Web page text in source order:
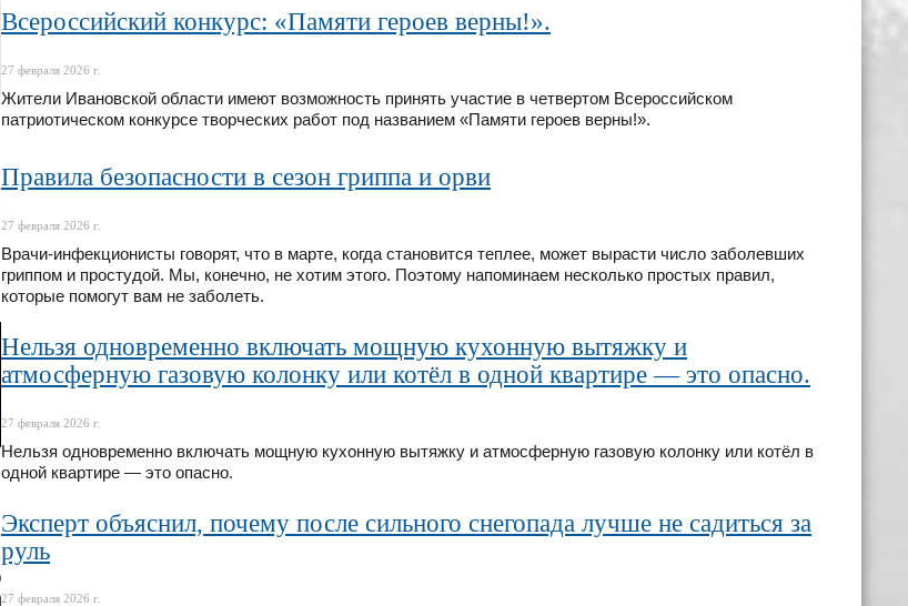
Всероссийский конкурс: «Памяти героев верны!».
27 февраля 2026 г.
Жители Ивановской области имеют возможность принять участие в четвертом Всероссийском
патриотическом конкурсе творческих работ под названием «Памяти героев верны!».
Правила безопасности в сезон гриппа и орви
27 февраля 2026 г.
Врачи-инфекционисты говорят, что в марте, когда становится теплее, может вырасти число заболевших
гриппом и простудой. Мы, конечно, не хотим этого. Поэтому напоминаем несколько простых правил,
которые помогут вам не заболеть.
Нельзя одновременно включать мощную кухонную вытяжку и
атмосферную газовую колонку или котёл в одной квартире — это опасно.
27 февраля 2026 г.
Нельзя одновременно включать мощную кухонную вытяжку и атмосферную газовую колонку или котёл в
одной квартире — это опасно.
Эксперт объяснил, почему после сильного снегопада лучше не садиться за
руль
27 февраля 2026 г.